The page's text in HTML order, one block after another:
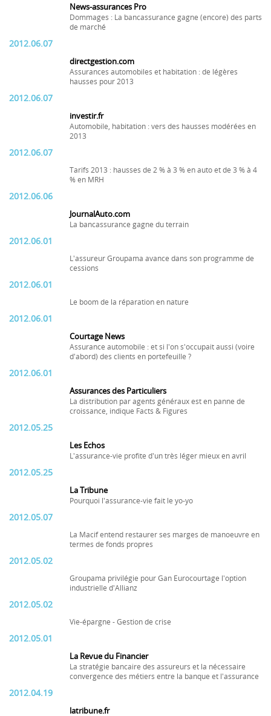
News-assurances Pro
Dommages : La bancassurance gagne (encore) des parts
de marché
2012.06.07
directgestion.com
Assurances automobiles et habitation : de légères
hausses pour 2013
2012.06.07
investir.fr
Automobile, habitation : vers des hausses modérées en
2013
2012.06.07
Tarifs 2013 : hausses de 2 % à 3 % en auto et de 3 % à 4
% en MRH
2012.06.06
JournalAuto.com
La bancassurance gagne du terrain
2012.06.01
L'assureur Groupama avance dans son programme de
cessions
2012.06.01
Le boom de la réparation en nature
2012.06.01
Courtage News
Assurance automobile : et si l'on s'occupait aussi (voire
d'abord) des clients en portefeuille ?
2012.06.01
Assurances des Particuliers
La distribution par agents généraux est en panne de
croissance, indique Facts & Figures
2012.05.25
Les Echos
L'assurance-vie profite d'un très léger mieux en avril
2012.05.25
La Tribune
Pourquoi l'assurance-vie fait le yo-yo
2012.05.07
La Macif entend restaurer ses marges de manoeuvre en
termes de fonds propres
2012.05.02
Groupama privilégie pour Gan Eurocourtage l'option
industrielle d'Allianz
2012.05.02
Vie-épargne - Gestion de crise
2012.05.01
La Revue du Financier
La stratégie bancaire des assureurs et la nécessaire
convergence des métiers entre la banque et l'assurance
2012.04.19
latribune.fr